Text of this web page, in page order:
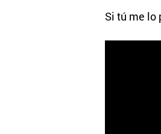
Si tú me lo